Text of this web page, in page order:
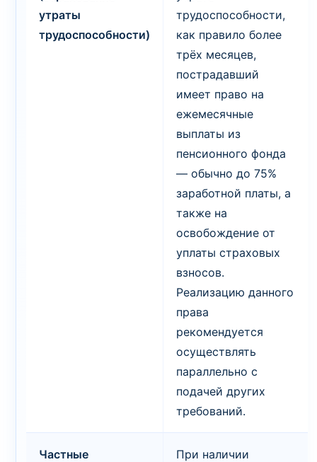
утраты
трудоспособности)
трудоспособности,
как правило более
трёх месяцев,
пострадавший
имеет право на
ежемесячные
выплаты из
пенсионного фонда
— обычно до 75%
заработной платы, а
также на
освобождение от
уплаты страховых
взносов.
Реализацию данного
права
рекомендуется
осуществлять
параллельно с
подачей других
требований.
Частные
При наличии